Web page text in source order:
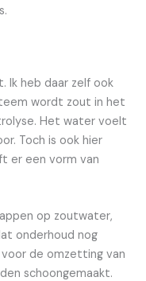
Ik heb daar zelf ook
wordt zout in het
Het water voelt
Toch is ook hier
er een vorm van
op zoutwater,
onderhoud nog
de omzetting van
schoongemaakt.